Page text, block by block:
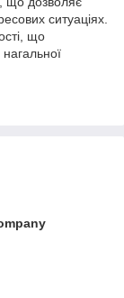
ситуаціях.
що